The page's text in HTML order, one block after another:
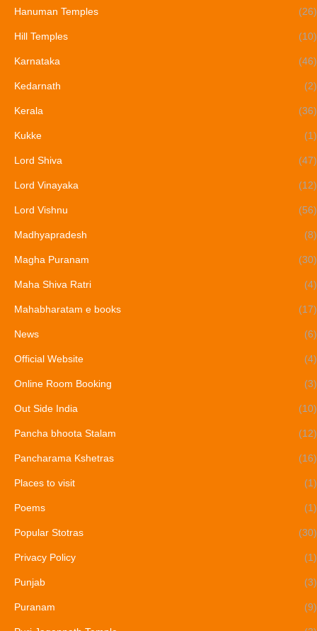
Hanuman Temples (26)
Hill Temples (10)
Karnataka (46)
Kedarnath (2)
Kerala (36)
Kukke (1)
Lord Shiva (47)
Lord Vinayaka (12)
Lord Vishnu (56)
Madhyapradesh (8)
Magha Puranam (30)
Maha Shiva Ratri (4)
Mahabharatam e books (17)
News (6)
Official Website (4)
Online Room Booking (3)
Out Side India (10)
Pancha bhoota Stalam (12)
Pancharama Kshetras (16)
Places to visit (1)
Poems (1)
Popular Stotras (30)
Privacy Policy (1)
Punjab (3)
Puranam (9)